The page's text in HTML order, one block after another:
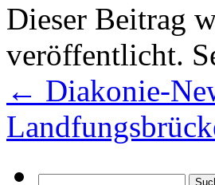
Dieser Beitrag
veröffentlicht.
← Diakonie-